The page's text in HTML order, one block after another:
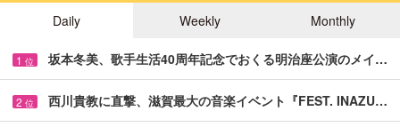
Daily
Weekly Monthly
1 位 坂本冬美、歌手生活40周年記念でおくる明治座公演のメイ…
2 位 西川貴教に直撃、滋賀最大の音楽イベント『FEST. INAZU…